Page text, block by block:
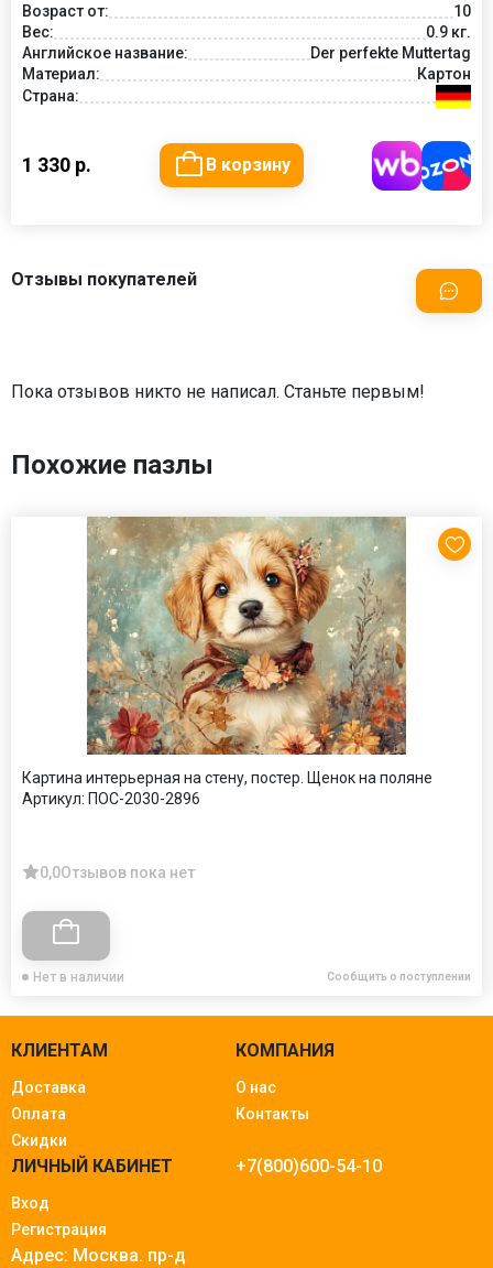
Возраст от:
10
Вес:
0.9 кг.
Английское название:
Der perfekte Muttertag
Материал:
Картон
Страна:
1 330 р. В корзину
Отзывы покупателей
Пока отзывов никто не написал. Станьте первым!
Похожие пазлы
Картина интерьерная на стену, постер. Щенок на поляне
Артикул: ПОС-2030-2896
0,0Отзывов пока нет
Нет в наличии Сообщить о поступлении
КЛИЕНТАМ
Доставка
Оплата
Скидки
КОМПАНИЯ
О нас
Контакты
ЛИЧНЫЙ КАБИНЕТ
Вход
Регистрация
+7(800)600-54-10
Адрес: Москва. пр-д